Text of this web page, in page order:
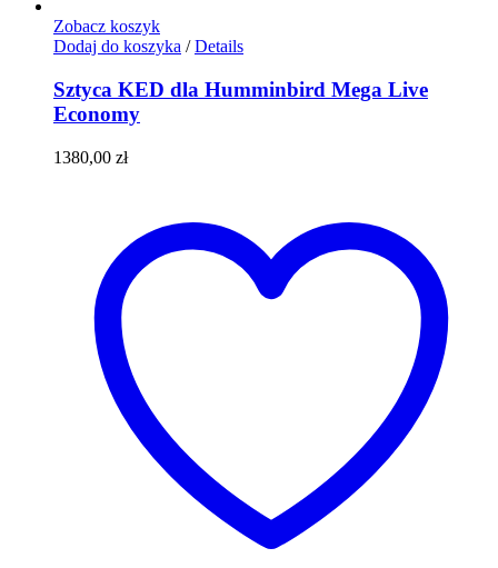
Zobacz koszyk
Dodaj do koszyka / Details
Sztyca KED dla Humminbird Mega Live
Economy
1380,00 zł